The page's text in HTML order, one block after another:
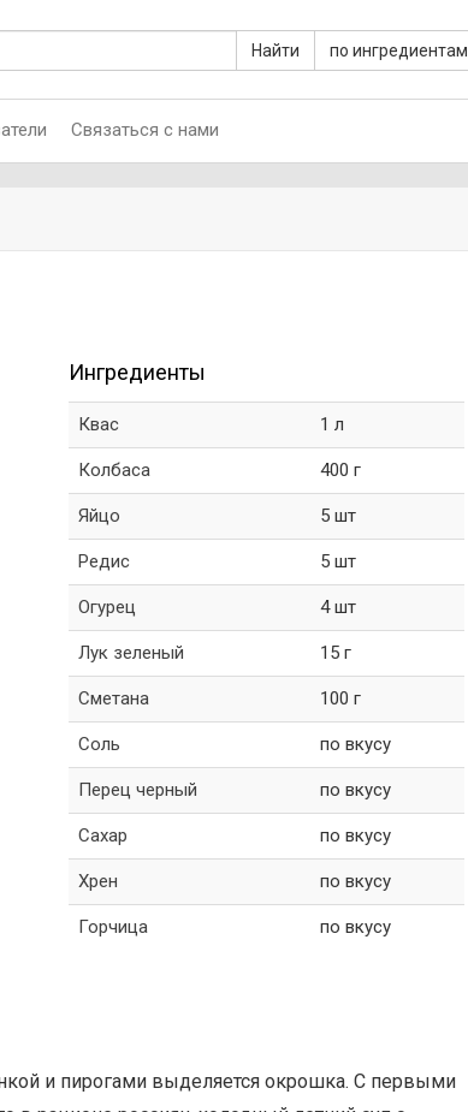
Найти по ингредиентам
Связаться с нами
Ингредиенты
Квас 1 л
Колбаса 400 г
Яйцо 5 шт
Редис 5 шт
Огурец 4 шт
Лук зеленый 15 г
Сметана 100 г
Соль по вкусу
Перец черный по вкусу
Сахар по вкусу
Хрен по вкусу
Горчица по вкусу
и пирогами выделяется окрошка. С первыми